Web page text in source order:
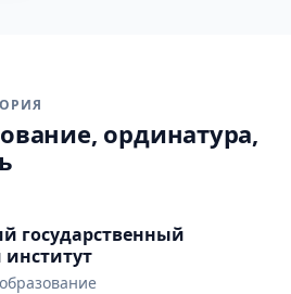
ординатура,
государственный